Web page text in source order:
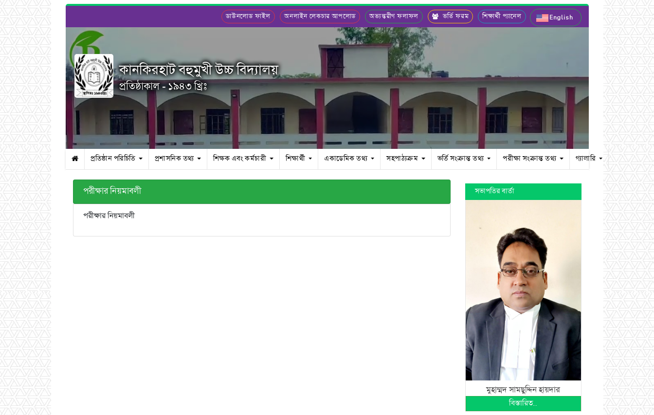
ডাউনলোড ফাইল অনলাইন লেকচার আপলোড অভ্যন্তরীণ ফলাফল ভর্তি ফরম শিক্ষার্থী প্যানেল English
কানকিরহাট বহুমুখী উচ্চ বিদ্যালয়
প্রতিষ্ঠাকাল - ১৯৪৩ খ্রিঃ
প্রতিষ্ঠান পরিচিতি প্রশাসনিক তথ্য শিক্ষক এবং কর্মচারী শিক্ষার্থী একাডেমিক তথ্য সহপাঠ্যক্রম ভর্তি সংক্রান্ত তথ্য পরীক্ষা সংক্রান্ত তথ্য গ্যালারি
পরীক্ষার নিয়মাবলী
পরীক্ষার নিয়মাবলী
সভাপতির বার্তা
মুহাম্মদ সামছুদ্দিন হায়দার
বিস্তারিত...